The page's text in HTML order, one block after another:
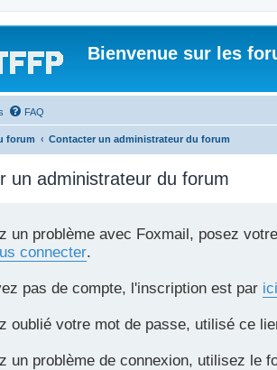
Bienvenue sur les
FAQ
forum Contacter un administrateur du forum
un administrateur du forum
un problème avec Foxmail, posez
connecter.
pas de compte, l'inscription est par ici
oublié votre mot de passe, utilisé ce
un problème de connexion, utilisez le